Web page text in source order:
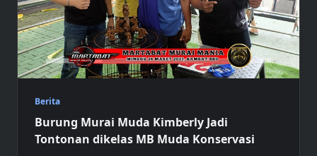
Berita
Burung Murai Muda Kimberly Jadi
Tontonan dikelas MB Muda Konservasi